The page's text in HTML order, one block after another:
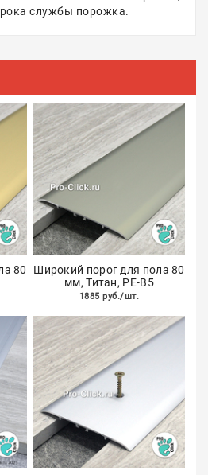
службы порожка.
80
Широкий порог для пола 80
мм, Титан, РЕ-B5
1885 руб./шт.